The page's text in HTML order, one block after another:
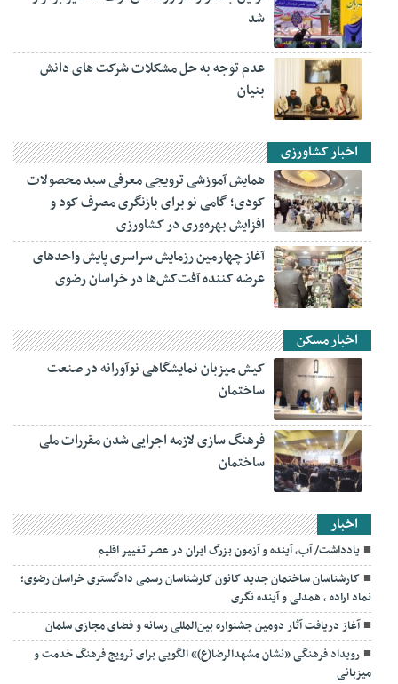
شد
عدم توجه به حل مشکلات شرکت های دانش
بنیان
اخبار کشاورزی
همایش آموزشی ترویجی معرفی سبد محصولات
کودی؛ گامی نو برای بازنگری مصرف کود و
افزایش بهره‌وری در کشاورزی
آغاز چهارمین رزمایش سراسری پایش واحدهای
عرضه کننده آفت‌کش‌ها در خراسان رضوی
اخبار مسکن
کیش میزبان نمایشگاهی نوآورانه در صنعت
ساختمان
فرهنگ سازی لازمه اجرایی شدن مقررات ملی
ساختمان
اخبار
یادداشت/ آب، آینده و آزمون بزرگ ایران در عصر تغییر اقلیم
کارشناسان ساختمان جدید کانون کارشناسان رسمی دادگستری خراسان رضوی؛
نماد اراده ، همدلی و آینده نگری
آغاز دریافت آثار دومین جشنواره بین‌المللی رسانه و فضای مجازی سلمان
رویداد فرهنگی «نشان مشهدالرضا(ع)» الگویی برای ترویج فرهنگ خدمت و
میزبانی